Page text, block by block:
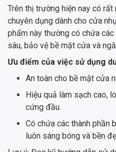
Trên thị trường hiện nay có
chuyên dụng dành cho cửa
phẩm này thường có chứa
sâu, bảo vệ bề mặt cửa và
Ưu điểm của việc sử dụng
An toàn cho bề mặt cửa
Hiệu quả làm sạch cao,
cứng đầu.
Có chứa các thành phần
luôn sáng bóng và bền